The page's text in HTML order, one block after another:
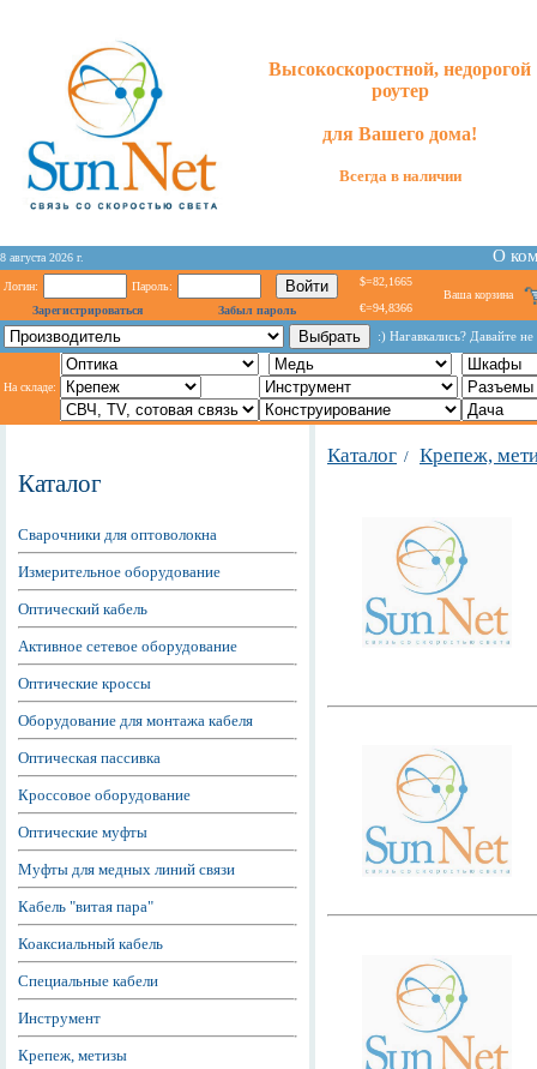
Высокоскоростной, недорогой
роутер
дляВашего дома!
Всегда в наличии
8 августа 2026 г. О
Логин:
Пароль:
Зарегистрироваться
Забыл пароль
$=82,1665
€=94,8366
Ваша корзина
:) Нагавкались? Давайте
На складе:
Каталог
Сварочники для оптоволокна
Измерительное оборудование
Оптический кабель
Активное сетевое оборудование
Оптические кроссы
Оборудование для монтажа кабеля
Оптическая пассивка
Кроссовое оборудование
Оптические муфты
Муфты для медных линий связи
Кабель "витая пара"
Коаксиальный кабель
Специальные кабели
Инструмент
Крепеж, метизы
Каталог / Крепеж,